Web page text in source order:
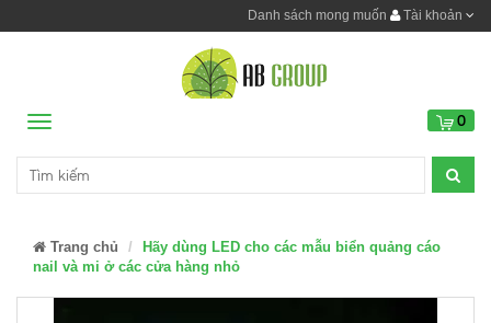
Danh sách mong muốn Tài khoản
Menu 0
Trang chủ
Hãy dùng LED cho các mẫu biển quảng cáo
nail và mi ở các cửa hàng nhỏ